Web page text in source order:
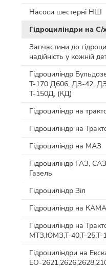
Насоси шестерні НШ
Гідроциліндри на
Запчастини до
надійність у кожній
Гідроциліндр
Т-170 Д606, ДЗ-42,
Т-150Д, (КД)
Гідроциліндр на
Гідроциліндр на
Гідроциліндр на МАЗ
Гідроциліндр ГАЗ,
Газель
Гідроциліндр Зіл
Гідроциліндр на
Гідроциліндр на
МТЗ,ЮМЗ,Т-40,Т-25,Т-
Гідроциліндри на
ЕО-